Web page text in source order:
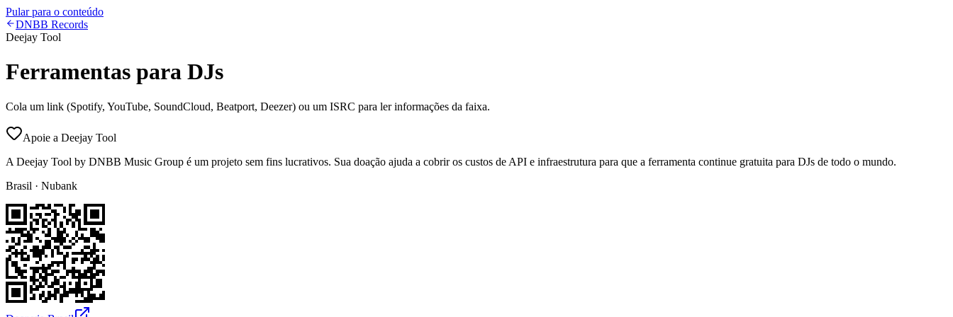
Pular para o conteúdo
DNBB Records
Deejay Tool
Ferramentas para DJs
Cola um link (Spotify, YouTube, SoundCloud, Beatport, Deezer) ou um ISRC para ler informações da faixa.
Apoie a Deejay Tool
A Deejay Tool by DNBB Music Group é um projeto sem fins lucrativos. Sua doação ajuda a cobrir os custos de API e infraestrutura para que a ferramenta continue gratuita para DJs de todo o mundo.
Brasil · Nubank